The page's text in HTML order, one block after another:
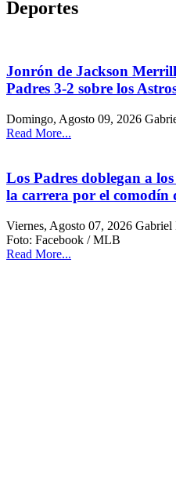
Deportes
Jonrón de Jackson
Padres 3-2 sobre los
Domingo, Agosto 09, 2026
Read More...
Los Padres doblegan a
la carrera por el comodín
Viernes, Agosto 07, 2026 Gabriel
Foto: Facebook / MLB
Read More...